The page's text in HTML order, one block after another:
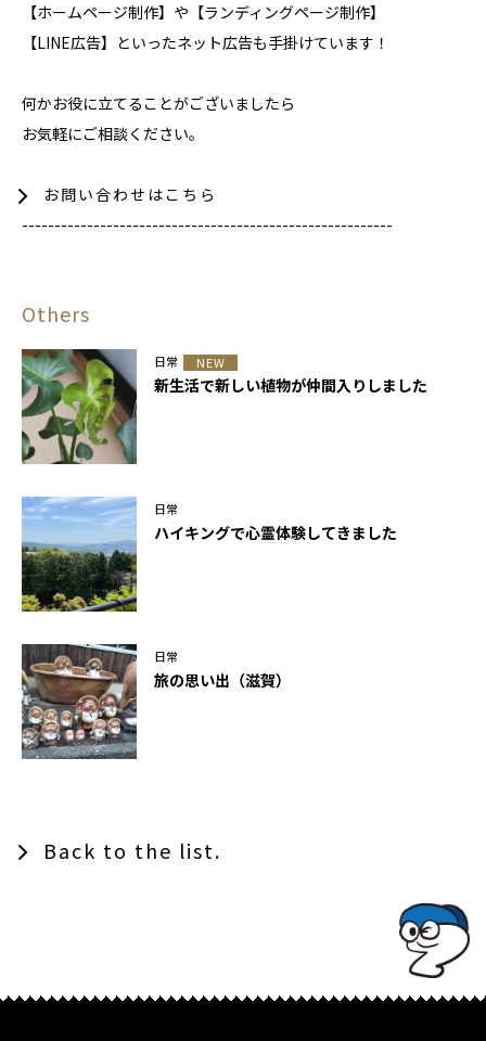
【ホームページ制作】や【ランディングページ制作】
【LINE広告】といったネット広告も手掛けています！
何かお役に立てることがございましたら
お気軽にご相談ください。
お問い合わせはこちら
---------------------------------------------------------
Others
日常 NEW
新生活で新しい植物が仲間入りしました
日常
ハイキングで心霊体験してきました
日常
旅の思い出（滋賀）
Back to the list.